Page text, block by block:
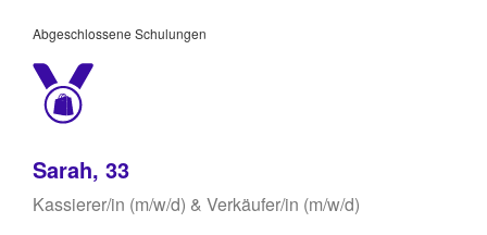
Abgeschlossene Schulungen
Sarah, 33
Kassierer/in (m/w/d) & Verkäufer/in (m/w/d)